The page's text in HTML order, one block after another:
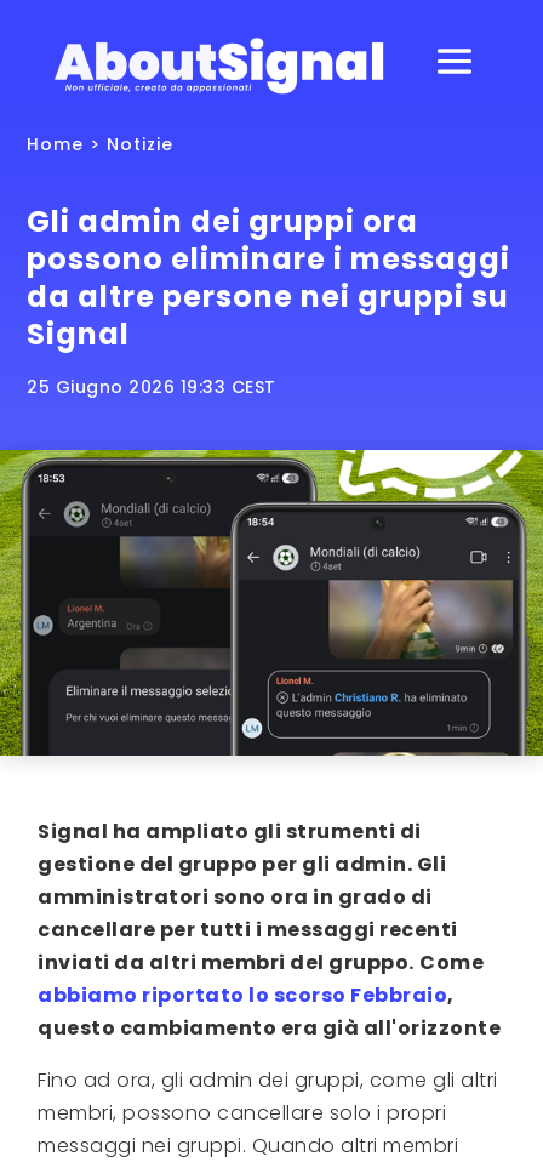
Home > Notizie
Gli admin dei gruppi ora
possono eliminare i messaggi
da altre persone nei gruppi su
Signal
25 Giugno 2026 19:33 CEST
Signal ha ampliato gli strumenti di
gestione del gruppo per gli admin. Gli
amministratori sono ora in grado di
cancellare per tutti i messaggi recenti
inviati da altri membri del gruppo. Come
abbiamo riportato lo scorso Febbraio,
questo cambiamento era già all'orizzonte
Fino ad ora, gli admin dei gruppi, come gli altri
membri, possono cancellare solo i propri
messaggi nei gruppi. Quando altri membri